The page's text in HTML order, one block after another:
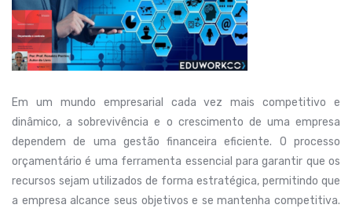
Em um mundo empresarial cada vez mais competitivo e
dinâmico, a sobrevivência e o crescimento de uma empresa
dependem de uma gestão financeira eficiente. O processo
orçamentário é uma ferramenta essencial para garantir que os
recursos sejam utilizados de forma estratégica, permitindo que
a empresa alcance seus objetivos e se mantenha competitiva.